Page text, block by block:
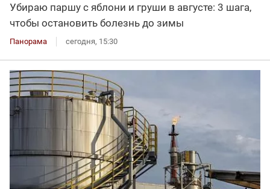
Убираю паршу с яблони и груши в августе: 3 шага,
чтобы остановить болезнь до зимы
Панорама сегодня, 15:30